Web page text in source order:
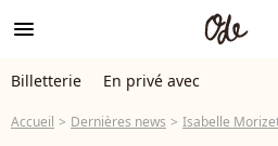
menu
Billetterie En privé avec
Accueil Dernières news Isabelle Morizet :